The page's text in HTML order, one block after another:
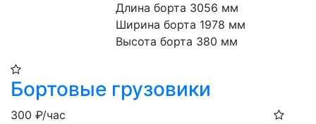
Длина борта 3056 мм
Ширина борта 1978 мм
Высота борта 380 мм
Бортовые грузовики
300 ₽/час